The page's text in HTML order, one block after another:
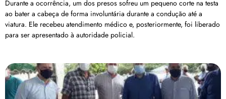
Durante a ocorrência, um dos presos sofreu um pequeno corte na testa
ao bater a cabeça de forma involuntária durante a condução até a
viatura. Ele recebeu atendimento médico e, posteriormente, foi liberado
para ser apresentado à autoridade policial.